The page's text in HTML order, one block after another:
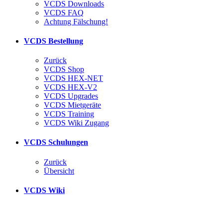
VCDS Downloads
VCDS FAQ
Achtung Fälschung!
VCDS Bestellung
Zurück
VCDS Shop
VCDS HEX-NET
VCDS HEX-V2
VCDS Upgrades
VCDS Mietgeräte
VCDS Training
VCDS Wiki Zugang
VCDS Schulungen
Zurück
Übersicht
VCDS Wiki